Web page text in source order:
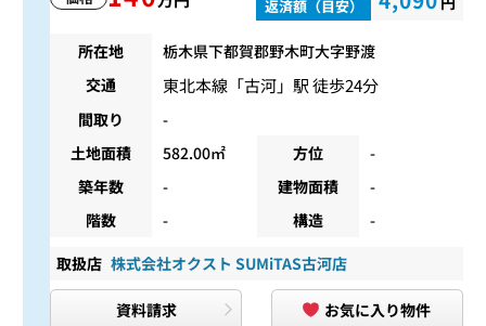
返済額（目安）
所在地
栃木県下都賀郡野木町大字野渡
交通
東北本線 「古河」駅 徒歩24分
間取り
-
土地面積
582.00㎡ 方位
-
築年数
- 建物面積
-
階数
- 構造 -
取扱店 株式会社オクスト SUMiTAS古河店
資料請求 お気に入り物件